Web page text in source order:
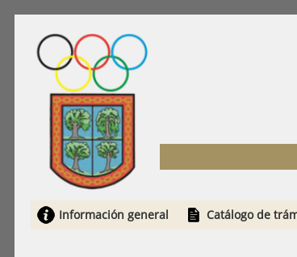
Información general Catálogo de